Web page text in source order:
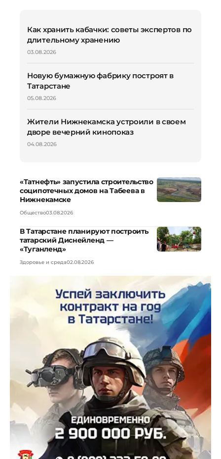
Как хранить кабачки: советы экспертов по
длительному хранению
03.08.2026
Новую бумажную фабрику построят в
Татарстане
05.08.2026
Жители Нижнекамска устроили в своем
дворе вечерний кинопоказ
04.08.2026
«Татнефть» запустила строительство
соципотечных домов на Табеева в
Нижнекамске
Общество03.08.2026
В Татарстане планируют построить
татарский Диснейленд —
«Туганленд»
Здоровье и среда02.08.2026